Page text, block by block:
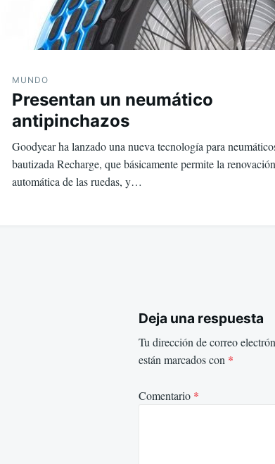
MUNDO
Presentan un neumático
antipinchazos
Goodyear ha lanzado una nueva tecnología para
bautizada Recharge, que básicamente permite la renovación
automática de las ruedas, y…
Deja una respuesta
Tu dirección de correo
están marcados con *
Comentario *